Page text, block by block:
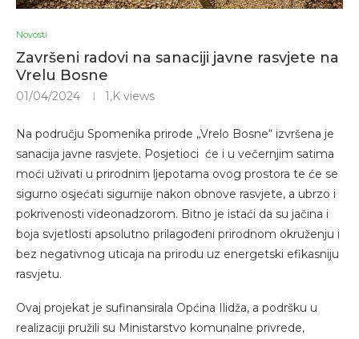
Novosti
Završeni radovi na sanaciji javne rasvjete na
Vrelu Bosne
01/04/2024 1,K views
Na području Spomenika prirode „Vrelo Bosne“ izvršena je
sanacija javne rasvjete. Posjetioci će i u večernjim satima
moći uživati u prirodnim ljepotama ovog prostora te će se
sigurno osjećati sigurnije nakon obnove rasvjete, a ubrzo i
pokrivenosti videonadzorom. Bitno je istaći da su jačina i
boja svjetlosti apsolutno prilagođeni prirodnom okruženju i
bez negativnog uticaja na prirodu uz energetski efikasniju
rasvjetu.
Ovaj projekat je sufinansirala Općina Ilidža, a podršku u
realizaciji pružili su Ministarstvo komunalne privrede,